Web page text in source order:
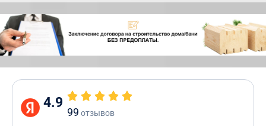
4.9
99 отзывов